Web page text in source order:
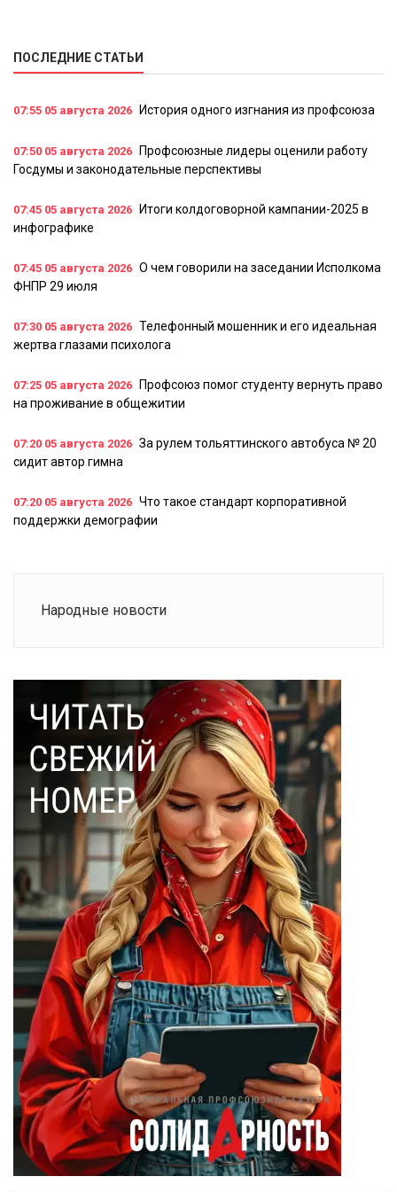
ПОСЛЕДНИЕ СТАТЬИ
07:55 05 августа 2026 История одного изгнания из профсоюза
07:50 05 августа 2026
Профсоюзные лидеры оценили работу
Госдумы и законодательные перспективы
07:45 05 августа 2026
Итоги колдоговорной кампании-2025 в
инфографике
07:45 05 августа 2026 О чем говорили на заседании Исполкома
ФНПР 29 июля
07:30 05 августа 2026 Телефонный мошенник и его идеальная
жертва глазами психолога
07:25 05 августа 2026
Профсоюз помог студенту вернуть право
на проживание в общежитии
07:20 05 августа 2026 За рулем тольяттинского автобуса № 20
сидит автор гимна
07:20 05 августа 2026 Что такое стандарт корпоративной
поддержки демографии
Народные новости